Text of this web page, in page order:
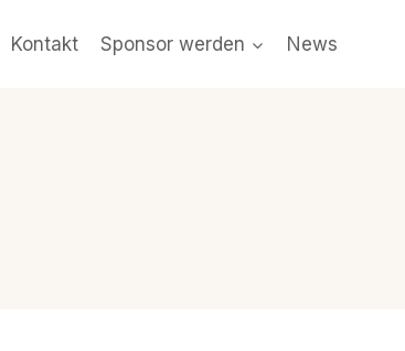
Kontakt Sponsor werden News